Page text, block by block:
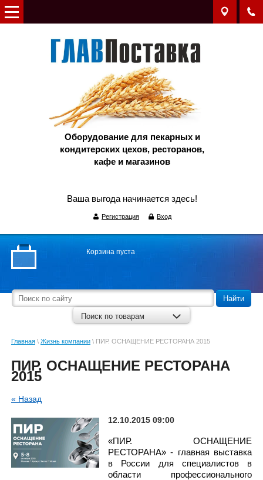
Вход
Регистрация
Оборудование для пекарных и
кондитерских цехов, ресторанов,
кафе и магазинов
Ваша выгода начинается здесь!
Корзина пуста
Найти
Поиск по товарам
Главная \ Жизнь компании \ ПИР. ОСНАЩЕНИЕ РЕСТОРАНА 2015
ПИР. ОСНАЩЕНИЕ РЕСТОРАНА
2015
« Назад
12.10.2015 09:00
«ПИР. ОСНАЩЕНИЕ
РЕСТОРАНА» - главная выставка
в России для специалистов в
области профессионального